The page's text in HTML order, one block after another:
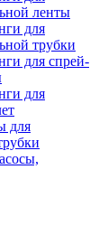
ленты
для
трубки
для спрей-
для
для